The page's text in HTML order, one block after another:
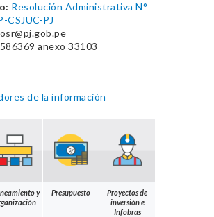
Resolución Administrativa N°
CSJUC-PJ
anexo 33103
de la información
y
Presupuesto
Proyectos de
inversión e
Infobras